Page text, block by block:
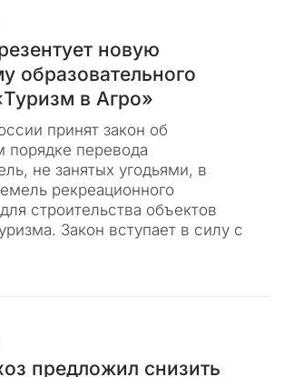
новую
образовательного
в Агро»
принят закон об
порядке перевода
не занятых угодьями, в
рекреационного
строительства объектов
Закон вступает в силу с
предложил снизить